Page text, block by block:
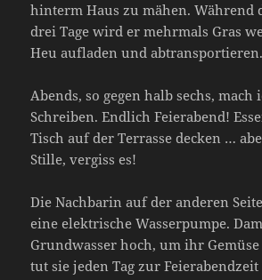
hinterm Haus zu mähen. Während
drei Tage wird er mehrmals Gras
Heu aufladen und abtransportieren.
Abends, so gegen halb sechs, mach
Schreiben. Endlich Feierabend!
Tisch auf der Terrasse decken …
Stille, vergiss es!
Die Nachbarin auf der anderen
eine elektrische Wasserpumpe.
Grundwasser hoch, um ihr Gemüse
tut sie jeden Tag zur